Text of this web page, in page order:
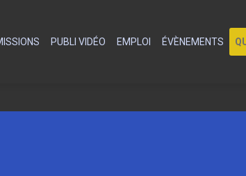
PUBLI VIDÉO EMPLOI ÉVÈNEMENTS